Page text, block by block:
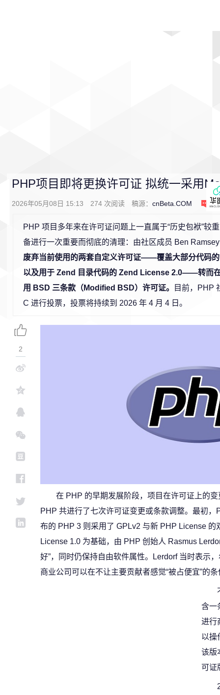
PHP项目即将更换许可证 拟统一采用
2026年05月08日 15:13 274 次阅读 稿源： cnBeta.COM 0
PHP 项目多年来在许可证问题上一直属于“历史包袱”较
备进行一次重要而彻底的清理：由社区成员 Ben
废弃当前使用的两套自定义许可证——覆盖大部分代码
以及用于 Zend 目录代码的 Zend License 2.0——转而
用 BSD 三条款（Modified BSD）许可证。
目前，PHP
C 进行投票，投票将持续到 2026 年 4 月 4 日。
在 PHP 的早期发展阶段，项目在许可证上的
PHP 共进行了七次许可证变更或条款调整。最初
布的 PHP 3 则采用了 GPLv2 与新 PHP License
License 1.0 为基础，由 PHP 创始人 Rasmus
好”，同时仍保持自由软件属性。Lerdorf 当时表示
商业公司可以在不让主要贡献者感觉“被占便宜”的
含一
进行
以操
该版
可证
2